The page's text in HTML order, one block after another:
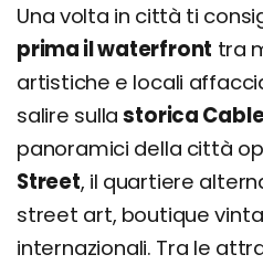
Una volta in città ti
prima il waterfront tra
artistiche e locali
salire sullastorica
panoramici della città
Street, il quartiere
street art, boutique
internazionali. Tra le